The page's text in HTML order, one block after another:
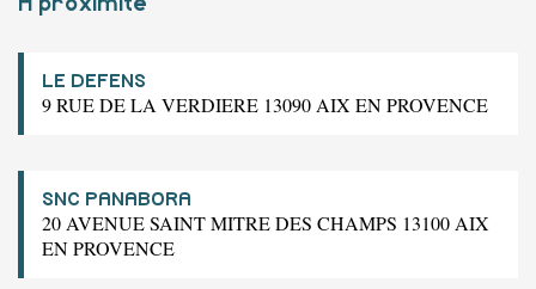
LE DEFENS
9 RUE DE LA VERDIERE 13090 AIX EN PROVENCE
SNC PANABORA
20 AVENUE SAINT MITRE DES CHAMPS 13100 AIX
EN PROVENCE